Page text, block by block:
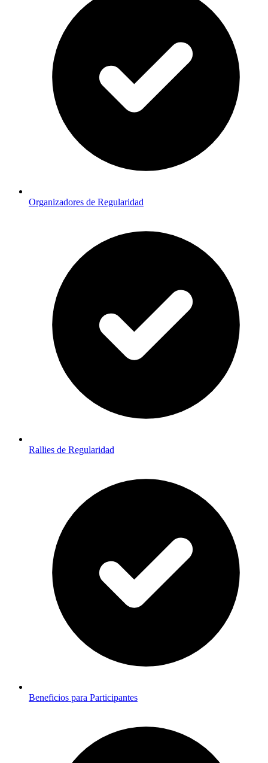
Organizadores de Regularidad
Rallies de Regularidad
Beneficios para Participantes